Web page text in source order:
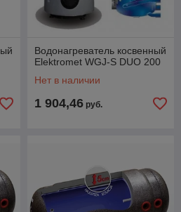
Водонагреватель косвенный
Elektromet WGJ-S DUO 200
Нет в наличии
1 904,46 руб.